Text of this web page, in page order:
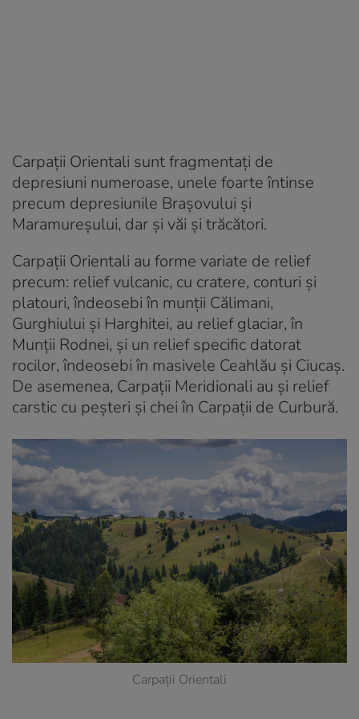
Carpații Orientali sunt fragmentați de
depresiuni numeroase, unele foarte întinse
precum depresiunile Brașovului și
Maramureșului, dar și văi și trăcători.
Carpații Orientali au forme variate de relief
precum: relief vulcanic, cu cratere, conturi și
platouri, îndeosebi în munții Călimani,
Gurghiului și Harghitei, au relief glaciar, în
Munții Rodnei, și un relief specific datorat
rocilor, îndeosebi în masivele Ceahlău și Ciucaș.
De asemenea, Carpații Meridionali au și relief
carstic cu peșteri și chei în Carpații de Curbură.
Carpații Orientali